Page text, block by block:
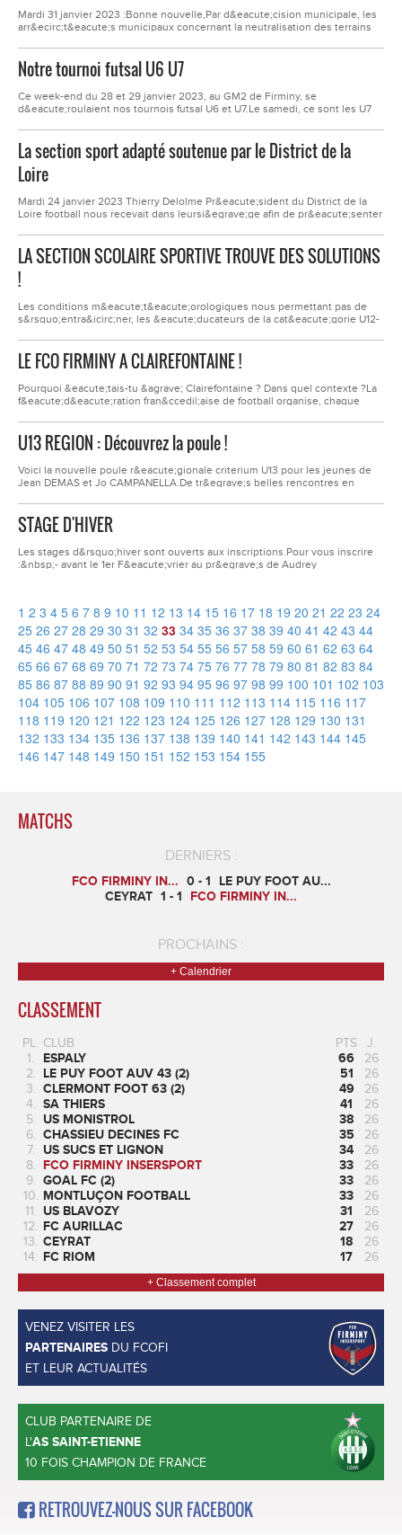
Mardi 31 janvier 2023 :Bonne nouvelle,Par d&eacute;cision municipale, les
arr&ecirc;t&eacute;s municipaux concernant la neutralisation des terrains
entrainements &agrave; compter de ce jour &nbsp;est effective sur les
m&ecirc;mes jours d&#39;entrainements et cr&eacute;neaux horaires.
Notre tournoi futsal U6 U7
Ce week-end du 28 et 29 janvier 2023, au GM2 de Firminy, se
d&eacute;roulaient nos tournois futsal U6 et U7.Le samedi, ce sont les U7
dimanche.Nous avons propos&eacute; le m&ecirc;me format sur les deux
journ&eacute;es avec 16 &eacute;quipes pr&eacute;sentes et 8 matchs par
&eacute;quipe de 10h &agrave; 16h.Beaucoup de buts,...
La section sport adapté soutenue par le District de la
Loire
Mardi 24 janvier 2023 Thierry Delolme Pr&eacute;sident du District de la
Loire football nous recevait dans leursi&egrave;ge afin de pr&eacute;senter
galette de rois.Ce fut &eacute;galement l&rsquo;occasion pour le District
de r&eacute;compenser des actions men&eacute;es comme par
exemplel&rsquo;association du...
LA SECTION SCOLAIRE SPORTIVE TROUVE DES SOLUTIONS
!
Les conditions m&eacute;t&eacute;orologiques nous permettant pas de
s&rsquo;entra&icirc;ner, les &eacute;ducateurs de la cat&eacute;gorie U12-
activit&eacute; au coll&egrave;ge.5 &eacute;quipes de 4 devaient
r&eacute;pondre au quizz de 42 questions sur 7 th&egrave;mes (FCO
Firminy, Ballon d&rsquo;or,...
LE FCO FIRMINY A CLAIREFONTAINE !
Pourquoi &eacute;tais-tu &agrave; Clairefontaine ? Dans quel contexte ?La
f&eacute;d&eacute;ration fran&ccedil;aise de football organise, chaque
des b&eacute;n&eacute;voles. La r&eacute;gion Auvergne Rh&ocirc;ne
Alpes &eacute;tait donc mise &agrave; l&#39;honneur le week-end dernier
par une visite...
U13 REGION : Découvrez la poule !
Voici la nouvelle poule r&eacute;gionale criterium U13 pour les jeunes de
Jean DEMAS et Jo CAMPANELLA.De tr&egrave;s belles rencontres en
cette seconde partie de saison pour nos jeunes appelous.A.S. Chavanay
FootballUSDV - Davezieux VidalonUS Millery VourlesL&#39;Etrat la Tour
SportifAndr&eacute;zieux-Bouth&eacute;on Football...
STAGE D'HIVER
Les stages d&rsquo;hiver sont ouverts aux inscriptions.Pour vous inscrire
:&nbsp;- avant le 1er F&eacute;vrier au pr&egrave;s de Audrey
limit&eacute;s.Merci de votre compr&eacute;hension.
1 2 3 4 5 6 7 8 9 10 11 12 13 14 15 16 17 18 19 20 21 22 23 24
25 26 27 28 29 30 31 32 33 34 35 36 37 38 39 40 41 42 43 44
45 46 47 48 49 50 51 52 53 54 55 56 57 58 59 60 61 62 63 64
65 66 67 68 69 70 71 72 73 74 75 76 77 78 79 80 81 82 83 84
85 86 87 88 89 90 91 92 93 94 95 96 97 98 99 100 101 102 103
104 105 106 107 108 109 110 111 112 113 114 115 116 117
118 119 120 121 122 123 124 125 126 127 128 129 130 131
132 133 134 135 136 137 138 139 140 141 142 143 144 145
146 147 148 149 150 151 152 153 154 155
MATCHS
DERNIERS :
FCO FIRMINY IN... 0 - 1
LE PUY FOOT AU...
CEYRAT 1 - 1 FCO FIRMINY IN...
PROCHAINS :
+ Calendrier
CLASSEMENT
PL. CLUB PTS
J.
1.
ESPALY 66
26
2. LE PUY FOOT AUV 43 (2) 51
26
3. CLERMONT FOOT 63 (2) 49
26
4. SA THIERS 41
26
5. US MONISTROL 38
26
6. CHASSIEU DECINES FC 35
26
7.
US SUCS ET LIGNON 34
26
8. FCO FIRMINY INSERSPORT 33
26
9. GOAL FC (2) 33
26
10. MONTLUÇON FOOTBALL 33
26
11. US BLAVOZY 31
26
12. FC AURILLAC 27
26
13. CEYRAT 18
26
14. FC RIOM 17 26
+ Classement complet
VENEZ VISITER LES
PARTENAIRES DU FCOFI
ET LEUR ACTUALITÉS
CLUB PARTENAIRE DE
L'AS SAINT-ETIENNE
10 FOIS CHAMPION DE FRANCE
RETROUVEZ-NOUS SUR FACEBOOK